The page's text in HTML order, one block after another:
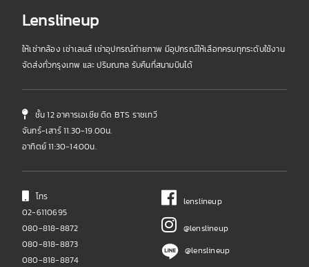
Lenslineup
ให้เช่ากล้อง เช่าเลนส์ เช่าอุปกรณ์ถ่ายภาพ มีอุปกรณ์ให้เลือกครบทุกระดับใช้งาน
จัดส่งทั่วกรุงเทพ และ ปริมณฑล รับคืนที่สนามบินได้
ชั้น 12 อาคารเอเชีย ติด BTS ราชเทวี
จันทร์-เสาร์ 11.30-19.00น.
อาทิตย์ 11:30-14:00น.
โทร
02-6110695
080-818-8872
080-818-8873
080-818-8874
lenslineup
@lenslineup
@lenslineup